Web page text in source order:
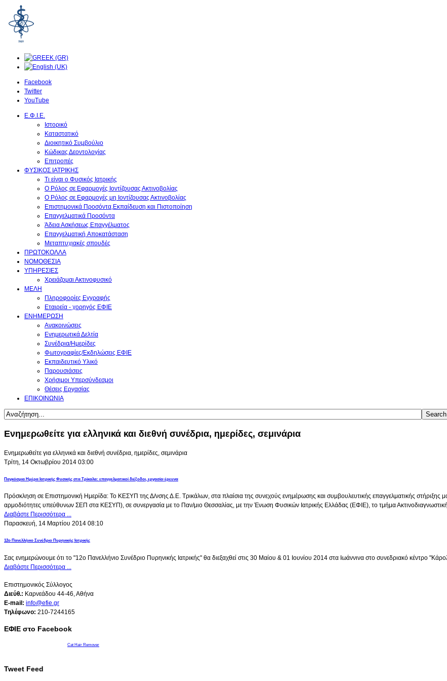
Facebook
Twitter
YouTube
Ε.Φ.Ι.Ε.
Ιστορικό
Καταστατικό
Διοικητικό Συμβούλιο
Κώδικας Δεοντολογίας
Επιτροπές
ΦΥΣΙΚΟΣ ΙΑΤΡΙΚΗΣ
Τι είναι ο Φυσικός Ιατρικής
O Ρόλος σε Εφαρμογές Ιοντίζουσας Ακτινοβολίας
O Ρόλος σε Εφαρμογές μη Ιοντίζουσας Ακτινοβολίας
Επιστημονικά Προσόντα,Εκπαίδευση και Πιστοποίηση
Επαγγελματικά Προσόντα
Άδεια Ασκήσεως Επαγγέλματος
Επαγγελματική Aποκατάσταση
Μεταπτυχιακές σπουδές
ΠΡΩΤΟΚΟΛΛΑ
ΝΟΜΟΘΕΣΙΑ
ΥΠΗΡΕΣΙΕΣ
Χρειάζομαι Ακτινοφυσικό
ΜΕΛΗ
Πληροφορίες Εγγραφής
Εταιρεία - χορηγός ΕΦΙΕ
ΕΝΗΜΕΡΩΣΗ
Ανακοινώσεις
Ενημερωτικά Δελτία
Συνέδρια/Ημερίδες
Φωτογραφίες/Εκδηλώσεις ΕΦΙΕ
Εκπαιδευτικό Υλικό
Παρουσιάσεις
Χρήσιμοι Υπερσύνδεσμοι
Θέσεις Εργασίας
ΕΠΙΚΟΙΝΩΝΙΑ
Search
Ενημερωθείτε για ελληνικά και διεθνή συνέδρια, ημερίδες, σεμινάρια
Ενημερωθείτε για ελληνικά και διεθνή συνέδρια, ημερίδες, σεμινάρια
Τρίτη, 14 Οκτωβρίου 2014 03:00
Παγκόσμια Ημέρα Ιατρικής Φυσικής στα Τρίκαλα: επαγγελματικοί διέξοδοι, εργασία-έρευνα
Πρόσκληση σε Επιστημονική Ημερίδα: Το ΚΕΣΥΠ της Δ/νσης Δ.Ε. Τρικάλων, στα πλαίσια της συνεχούς ενημέρωσης και συμβουλευτικής επαγγελματικής
αρμοδιότητες υπεύθυνων ΣΕΠ στα ΚΕΣΥΠ), σε συνεργασία με το Παν/μιο Θεσσαλίας, με την Ένωση Φυσικών Ιατρικής Ελλάδας (ΕΦΙΕ), το τμήμα
Διαβάστε Περισσότερα ...
Παρασκευή, 14 Μαρτίου 2014 08:10
12o Πανελλήνιο Συνέδριο Πυρηνικής Ιατρικής
Σας ενημερώνουμε ότι το "12ο Πανελλήνιο Συνέδριο Πυρηνικής Ιατρικής" θα διεξαχθεί στις 30 Μαίου & 01 Ιουνίου 2014 στα Ιωάννινα στο συνεδριακό κέντρο
Διαβάστε Περισσότερα ...
Επιστημονικός Σύλλογος
Διεύθ.: Καρνεάδου 44-46, Αθήνα
E-mail: info@efie.gr
Tηλέφωνο: 210-7244165
ΕΦΙΕ στο Facebook
Cat Hair Remover
Tweet Feed